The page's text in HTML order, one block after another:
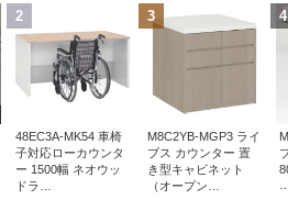
2
48EC3A-MK54 車椅
子対応ローカウンタ
ー 1500幅 ネオウッ
ドラ…
3
M8C2YB-MGP3 ライ
ブス カウンター 置
き型キャビネット
（オープン…
4